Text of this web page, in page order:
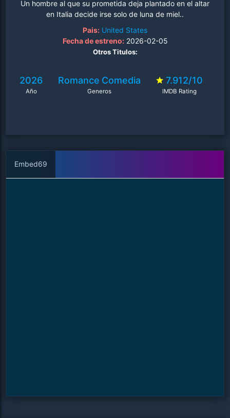
Un hombre al que su prometida deja plantado en el altar
en Italia decide irse solo de luna de miel..
Pais: United States
Fecha de estreno:2026-02-05
Otros Titulos:
2026
Año
Romance Comedia
Generos
7.912/10
IMDB Rating
Embed69